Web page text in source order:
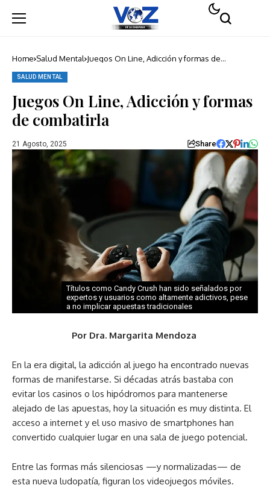
Home Salud Mental Juegos On Line, Adicción y formas de
SALUD MENTAL
Juegos On Line, Adicción y formas
de combatirla
21 Agosto, 2025 Share
Títulos como Candy Crush han sido señalados por
expertos y usuarios como altamente adictivos, pese
a no implicar apuestas tradicionales
Por Dra. Margarita Mendoza
En la era digital, la adicción al juego ha encontrado nuevas
formas de manifestarse. Si décadas atrás bastaba con
evitar los casinos o los hipódromos para mantenerse
alejado de las apuestas, hoy la situación es muy distinta. El
acceso a internet y el uso masivo de smartphones han
convertido cualquier lugar en una sala de juego potencial.
Entre las formas más silenciosas —y normalizadas— de
esta nueva ludopatía, figuran los videojuegos móviles.